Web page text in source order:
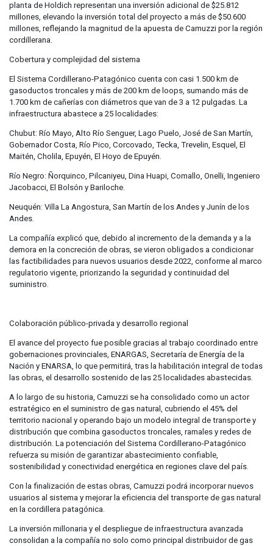
planta de Holdich representan una inversión adicional de $25.812
millones, elevando la inversión total del proyecto a más de $50.600
millones, reflejando la magnitud de la apuesta de Camuzzi por la región
cordillerana.
Cobertura y complejidad del sistema
El Sistema Cordillerano-Patagónico cuenta con casi 1.500 km de
gasoductos troncales y más de 200 km de loops, sumando más de
1.700 km de cañerías con diámetros que van de 3 a 12 pulgadas. La
infraestructura abastece a 25 localidades:
Chubut: Río Mayo, Alto Río Senguer, Lago Puelo, José de San Martín,
Gobernador Costa, Río Pico, Corcovado, Tecka, Trevelin, Esquel, El
Maitén, Cholila, Epuyén, El Hoyo de Epuyén.
Río Negro: Ñorquinco, Pilcaniyeu, Dina Huapi, Comallo, Onelli, Ingeniero
Jacobacci, El Bolsón y Bariloche.
Neuquén: Villa La Angostura, San Martín de los Andes y Junín de los
Andes.
La compañía explicó que, debido al incremento de la demanda y a la
demora en la concreción de obras, se vieron obligados a condicionar
las factibilidades para nuevos usuarios desde 2022, conforme al marco
regulatorio vigente, priorizando la seguridad y continuidad del
suministro.
Colaboración público-privada y desarrollo regional
El avance del proyecto fue posible gracias al trabajo coordinado entre
gobernaciones provinciales, ENARGAS, Secretaría de Energía de la
Nación y ENARSA, lo que permitirá, tras la habilitación integral de todas
las obras, el desarrollo sostenido de las 25 localidades abastecidas.
A lo largo de su historia, Camuzzi se ha consolidado como un actor
estratégico en el suministro de gas natural, cubriendo el 45% del
territorio nacional y operando bajo un modelo integral de transporte y
distribución que combina gasoductos troncales, ramales y redes de
distribución. La potenciación del Sistema Cordillerano-Patagónico
refuerza su misión de garantizar abastecimiento confiable,
sostenibilidad y conectividad energética en regiones clave del país.
Con la finalización de estas obras, Camuzzi podrá incorporar nuevos
usuarios al sistema y mejorar la eficiencia del transporte de gas natural
en la cordillera patagónica.
La inversión millonaria y el despliegue de infraestructura avanzada
consolidan a la compañía no solo como principal distribuidor de gas